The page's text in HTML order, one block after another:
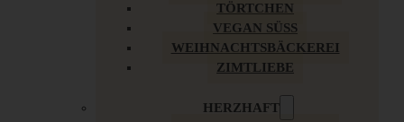
TÖRTCHEN
VEGAN SÜSS
WEIHNACHTSBÄCKEREI
ZIMTLIEBE
HERZHAFT